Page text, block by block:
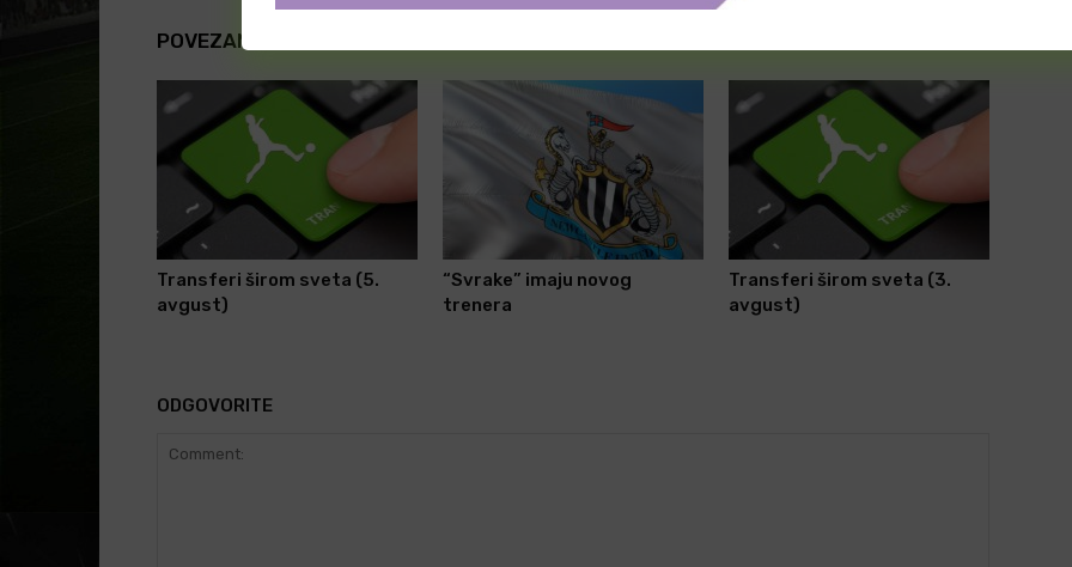
POVEZANI ČLANCI
Transferi širom sveta (5.
avgust)
“Svrake” imaju novog
trenera
Transferi širom sveta (3.
avgust)
ODGOVORITE